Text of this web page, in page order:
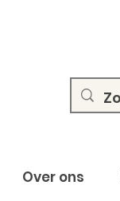
Over ons